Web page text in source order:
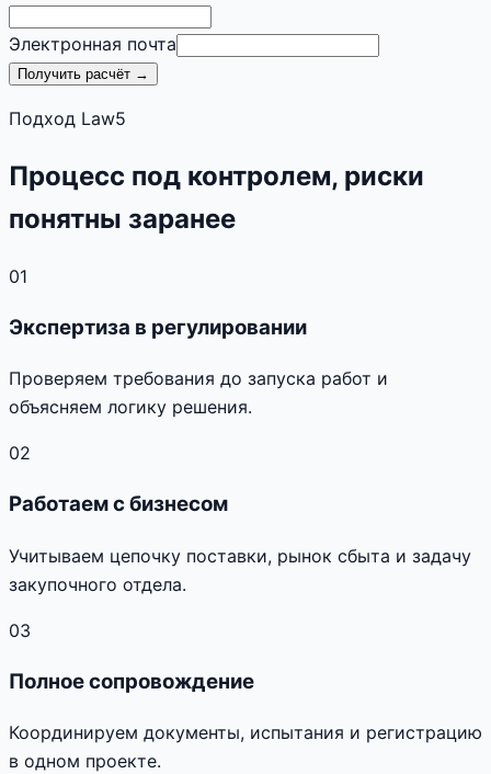
Электронная почта
Получить расчёт →
Подход Law5
Процесс под контролем, риски
понятны заранее
01
Экспертиза в регулировании
Проверяем требования до запуска работ и
объясняем логику решения.
02
Работаем с бизнесом
Учитываем цепочку поставки, рынок сбыта и задачу
закупочного отдела.
03
Полное сопровождение
Координируем документы, испытания и регистрацию
в одном проекте.